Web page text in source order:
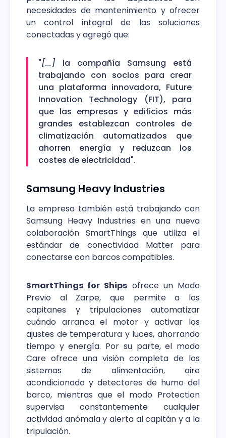
necesidades de mantenimiento y ofrecer
un control integral de las soluciones
conectadas y agregó que:
"[...] la compañía Samsung está
trabajando con socios para crear
una plataforma innovadora, Future
Innovation Technology (FIT), para
que las empresas y edificios más
grandes establezcan controles de
climatización automatizados que
ahorren energía y reduzcan los
costes de electricidad".
Samsung Heavy Industries
La empresa también está trabajando con
Samsung Heavy Industries en una nueva
colaboración SmartThings que utiliza el
estándar de conectividad Matter para
conectarse con barcos compatibles.
SmartThings for Ships ofrece un Modo
Previo al Zarpe, que permite a los
capitanes y tripulaciones automatizar
cuándo arranca el motor y activar los
ajustes de temperatura y luces, ahorrando
tiempo y energía. Por su parte, el modo
Care ofrece una visión completa de los
sistemas de alimentación, aire
acondicionado y detectores de humo del
barco, mientras que el modo Protection
supervisa constantemente cualquier
actividad anómala y alerta al capitán y a la
tripulación.